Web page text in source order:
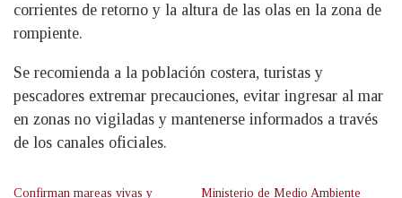
corrientes de retorno y la altura de las olas en la zona de
rompiente.
Se recomienda a la población costera, turistas y
pescadores extremar precauciones, evitar ingresar al mar
en zonas no vigiladas y mantenerse informados a través
de los canales oficiales.
Confirman mareas vivas y
Ministerio de Medio Ambiente